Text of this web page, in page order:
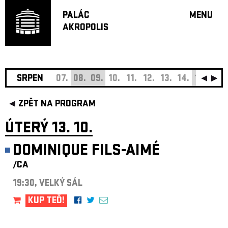
PALÁC
AKROPOLIS
MENU
JAZZ
SRPEN 07. 08. 09. 10. 11. 12. 13. 14. 15. 16.
ZPĚT NA PROGRAM
ÚTERÝ 13. 10.
DOMINIQUE FILS-AIMÉ
/CA
19:30, VELKÝ SÁL
KUP TEĎ!